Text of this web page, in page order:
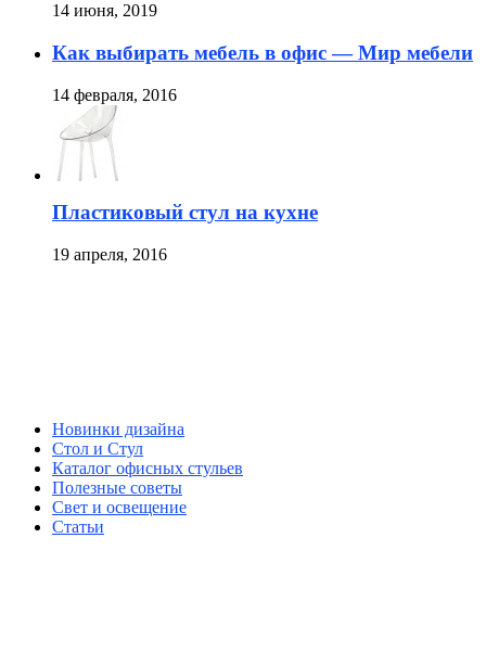
14 июня, 2019
Как выбирать мебель в офис — Мир мебели
14 февраля, 2016
Пластиковый стул на кухне
19 апреля, 2016
Новинки дизайна
Стол и Стул
Каталог офисных стульев
Полезные советы
Свет и освещение
Статьи